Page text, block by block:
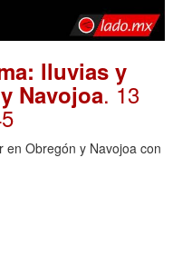
lluvias y
Navojoa. 13
en Obregón y Navojoa con